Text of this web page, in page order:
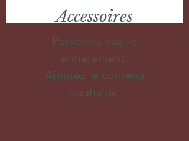
Accessoires
Personnalisez-le
entièrement.
Ajoutez le contenu
souhaité.